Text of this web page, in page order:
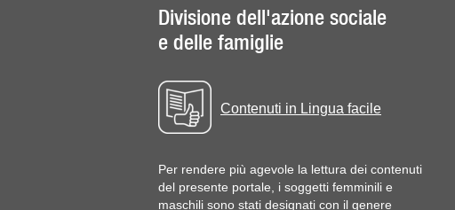
Divisione dell'azione sociale
e delle famiglie
Contenuti in Lingua facile
Per rendere più agevole la lettura dei contenuti
del presente portale, i soggetti femminili e
maschili sono stati designati con il genere